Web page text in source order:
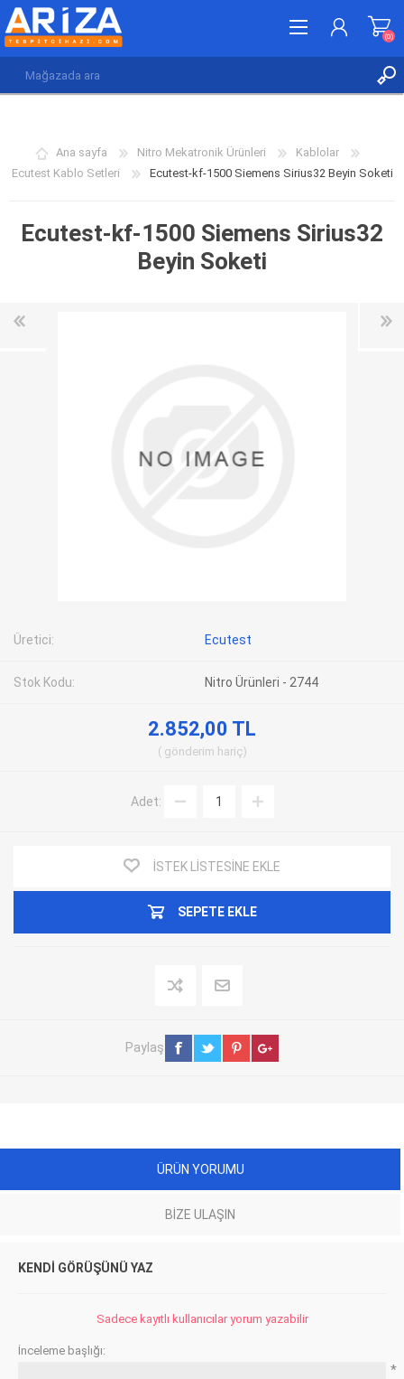
İSTEK LISTESI (0)
(0)
Ana sayfa Nitro Mekatronik Ürünleri
Kablolar
Ecutest Kablo Setleri
Ecutest-kf-1500 Siemens Sirius32 Beyin Soketi
Ecutest-kf-1500 Siemens Sirius32
Beyin Soketi
Üretici: Ecutest
Stok Kodu: Nitro Ürünleri - 2744
2.852,00 TL
gönderim hariç
Adet:
İSTEK LISTESINE EKLE
SEPETE EKLE
Paylaş
ÜRÜN YORUMU
BIZE ULAŞIN
KENDI GÖRÜŞÜNÜ YAZ
Sadece kayıtlı kullanıcılar yorum yazabilir
İnceleme başlığı:
*